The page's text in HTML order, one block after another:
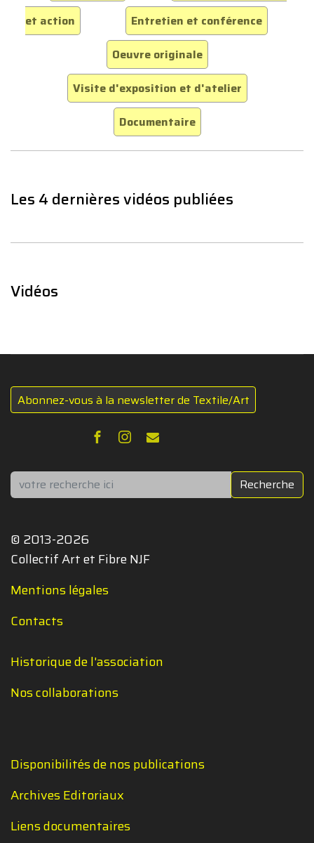
et action
Entretien et conférence
Oeuvre originale
Visite d'exposition et d'atelier
Documentaire
Les 4 dernières vidéos publiées
Vidéos
Abonnez-vous à la newsletter de Textile/Art
Rechercher Recherche
© 2013-2026
Collectif Art et Fibre NJF
Mentions légales
Contacts
Historique de l'association
Nos collaborations
Disponibilités de nos publications
Archives Editoriaux
Liens documentaires